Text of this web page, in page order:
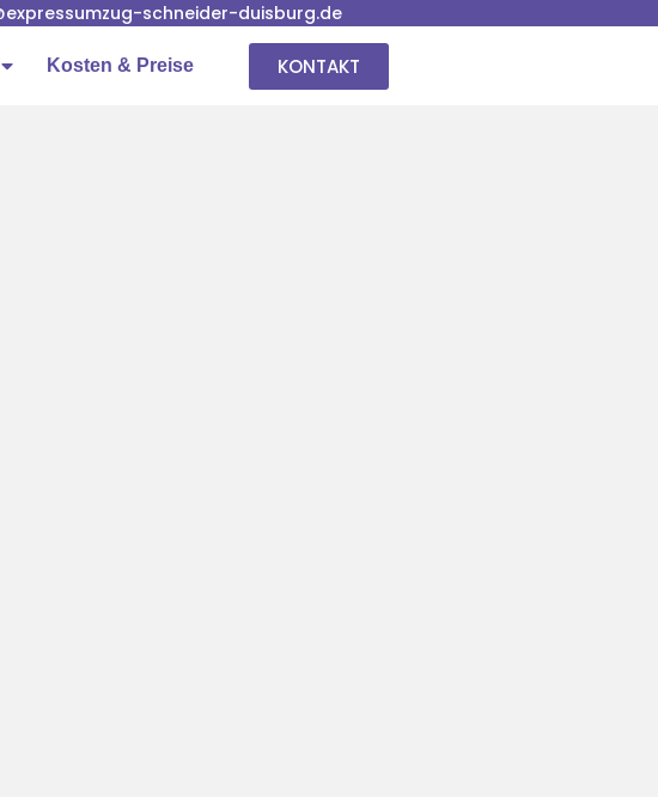
schneider-duisburg.de
Kosten & Preise KONTAKT